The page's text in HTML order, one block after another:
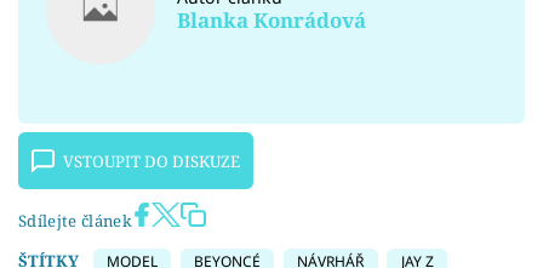
Blanka Konrádová
VSTOUPIT DO DISKUZE
Sdílejte článek
ŠTÍTKY
MODEL BEYONCÉ NÁVRHÁŘ JAY Z